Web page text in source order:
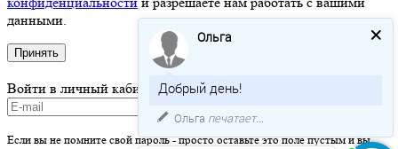
данными.
Принять
Войти в личный кабинет
Если вы не помните свой пароль - просто оставьте это поле пустым и вы
Ольга
Добрый день!
Ольга печатает...